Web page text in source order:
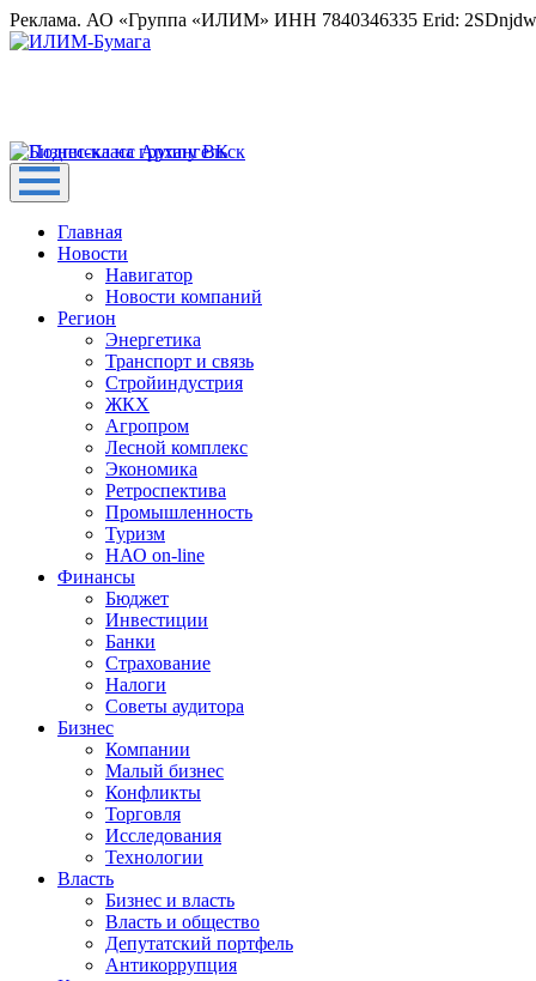
Реклама. АО «Группа «ИЛИМ» ИНН 7840346335 Erid:
Главная
Новости
Навигатор
Новости компаний
Регион
Энергетика
Транспорт и связь
Стройиндустрия
ЖКХ
Агропром
Лесной комплекс
Экономика
Ретроспектива
Промышленность
Туризм
НАО on-line
Финансы
Бюджет
Инвестиции
Банки
Страхование
Налоги
Советы аудитора
Бизнес
Компании
Малый бизнес
Конфликты
Торговля
Исследования
Технологии
Власть
Бизнес и власть
Власть и общество
Депутатский портфель
Антикоррупция